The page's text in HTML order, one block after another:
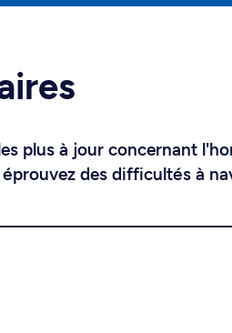
plus à jour concernant
éprouvez des difficultés à